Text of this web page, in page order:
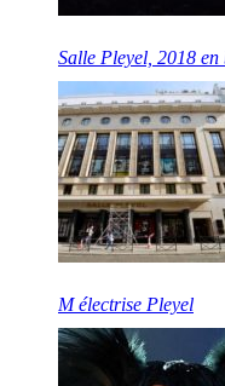
Salle Pleyel, 2018 en
M électrise Pleyel